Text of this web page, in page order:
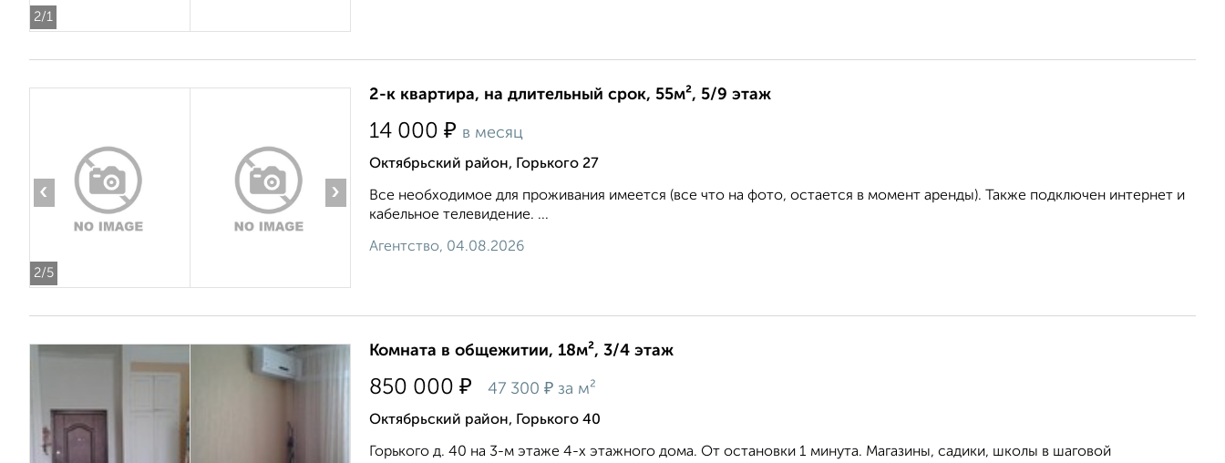
2/1
2/5
‹ ›
2-к квартира, на длительный срок, 55м², 5/9 этаж
14 000 ₽ в месяц
Октябрьский район, Горького 27
Все необходимое для проживания имеется (все что на фото, остается в момент аренды). Также подключен интернет и
кабельное телевидение. ...
Агентство, 04.08.2026
Комната в общежитии, 18м², 3/4 этаж
850 000 ₽ 47 300 ₽ за м²
Октябрьский район, Горького 40
Горького д. 40 на 3-м этаже 4-х этажного дома. От остановки 1 минута. Магазины, садики, школы в шаговой